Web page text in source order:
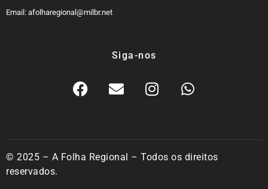
Email: afolharegional@milbr.net
Siga-nos
© 2025 – A Folha Regional – Todos os direitos
reservados.